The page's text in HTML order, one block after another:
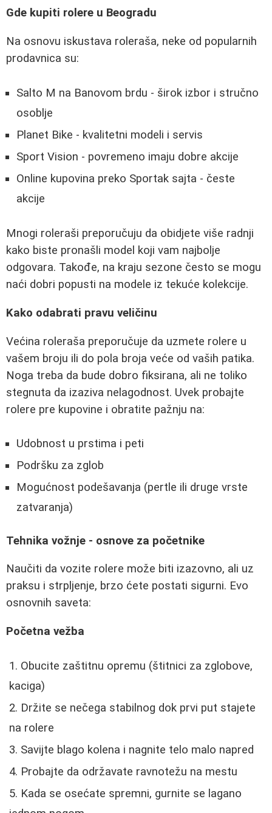
Gde kupiti rolere u Beogradu
Na osnovu iskustava roleraša, neke od popularnih
prodavnica su:
Salto M na Banovom brdu - širok izbor i stručno
osoblje
Planet Bike - kvalitetni modeli i servis
Sport Vision - povremeno imaju dobre akcije
Online kupovina preko Sportak sajta - česte
akcije
Mnogi roleraši preporučuju da obidjete više radnji
kako biste pronašli model koji vam najbolje
odgovara. Takođe, na kraju sezone često se mogu
naći dobri popusti na modele iz tekuće kolekcije.
Kako odabrati pravu veličinu
Većina roleraša preporučuje da uzmete rolere u
vašem broju ili do pola broja veće od vaših patika.
Noga treba da bude dobro fiksirana, ali ne toliko
stegnuta da izaziva nelagodnost. Uvek probajte
rolere pre kupovine i obratite pažnju na:
Udobnost u prstima i peti
Podršku za zglob
Mogućnost podešavanja (pertle ili druge vrste
zatvaranja)
Tehnika vožnje - osnove za početnike
Naučiti da vozite rolere može biti izazovno, ali uz
praksu i strpljenje, brzo ćete postati sigurni. Evo
osnovnih saveta:
Početna vežba
Obucite zaštitnu opremu (štitnici za zglobove,
kaciga)
Držite se nečega stabilnog dok prvi put stajete
na rolere
Savijte blago kolena i nagnite telo malo napred
Probajte da održavate ravnotežu na mestu
Kada se osećate spremni, gurnite se lagano